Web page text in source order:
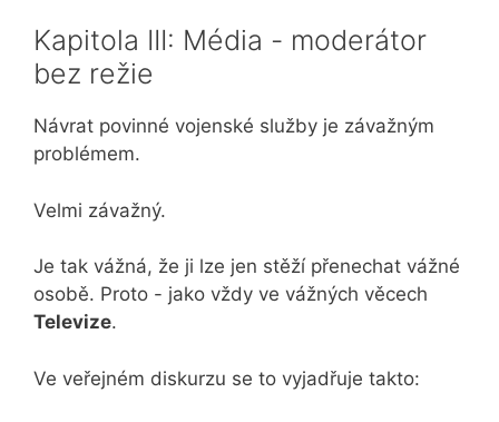
Kapitola III: Média - moderátor
bez režie
Návrat povinné vojenské služby je závažným
problémem.
Velmi závažný.
Je tak vážná, že ji lze jen stěží přenechat vážné
osobě. Proto - jako vždy ve vážných věcech
Televize.
Ve veřejném diskurzu se to vyjadřuje takto: